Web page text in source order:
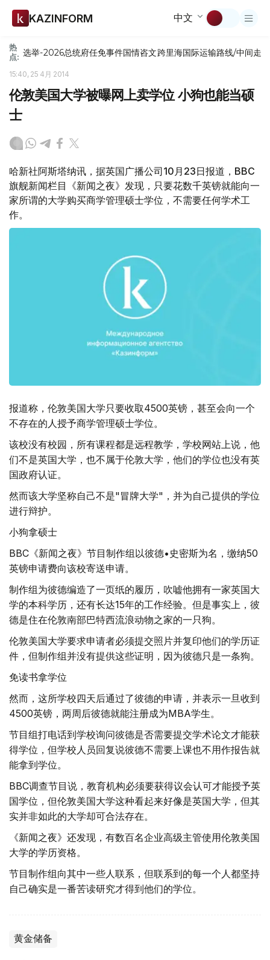
KAZINFORM 中文
热
点: 选举-2026总统府任免事件国情咨文跨里海国际运输路线/中间走廊
15:40, 25 4月 2014
伦敦美国大学被曝网上卖学位 小狗也能当硕
士
哈新社阿斯塔纳讯，据英国广播公司10月23日报道，BBC
旗舰新闻栏目《新闻之夜》发现，只要花数千英镑就能向一
家所谓的大学购买商学管理硕士学位，不需要任何学术工
作。
报道称，伦敦美国大学只要收取4500英镑，甚至会向一个
不存在的人授予商学管理硕士学位。
该校没有校园，所有课程都是远程教学，学校网站上说，他
们不是英国大学，也不属于伦敦大学，他们的学位也没有英
国政府认证。
然而该大学坚称自己不是"冒牌大学"，并为自己提供的学位
进行辩护。
小狗拿硕士
BBC《新闻之夜》节目制作组以彼德•史密斯为名，缴纳50
英镑申请费向该校寄送申请。
制作组为彼德编造了一页纸的履历，吹嘘他拥有一家英国大
学的本科学历，还有长达15年的工作经验。但是事实上，彼
德是住在伦敦南部巴特西流浪动物之家的一只狗。
伦敦美国大学要求申请者必须提交照片并复印他们的学历证
件，但制作组并没有提供这些证明，因为彼德只是一条狗。
免读书拿学位
然而，这所学校四天后通过了彼德的申请，并表示一旦收到
4500英镑，两周后彼德就能注册成为MBA学生。
节目组打电话到学校询问彼德是否需要提交学术论文才能获
得学位，但学校人员回复说彼德不需要上课也不用作报告就
能拿到学位。
BBC调查节目说，教育机构必须要获得议会认可才能授予英
国学位，但伦敦美国大学这种看起来好像是英国大学，但其
实并非如此的大学却可合法存在。
《新闻之夜》还发现，有数百名企业高级主管使用伦敦美国
大学的学历资格。
节目制作组向其中一些人联系，但联系到的每一个人都坚持
自己确实是一番苦读研究才得到他们的学位。
黄金储备